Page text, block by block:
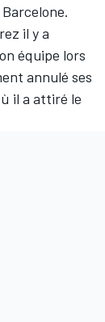
il y a
équipe lors
annulé ses
il a attiré le